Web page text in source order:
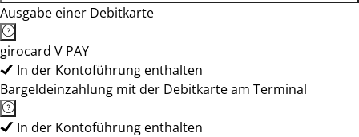
Ausgabe einer Debitkarte
girocard V PAY
In der Kontoführung enthalten
Bargeldeinzahlung mit der Debitkarte am Terminal
In der Kontoführung enthalten